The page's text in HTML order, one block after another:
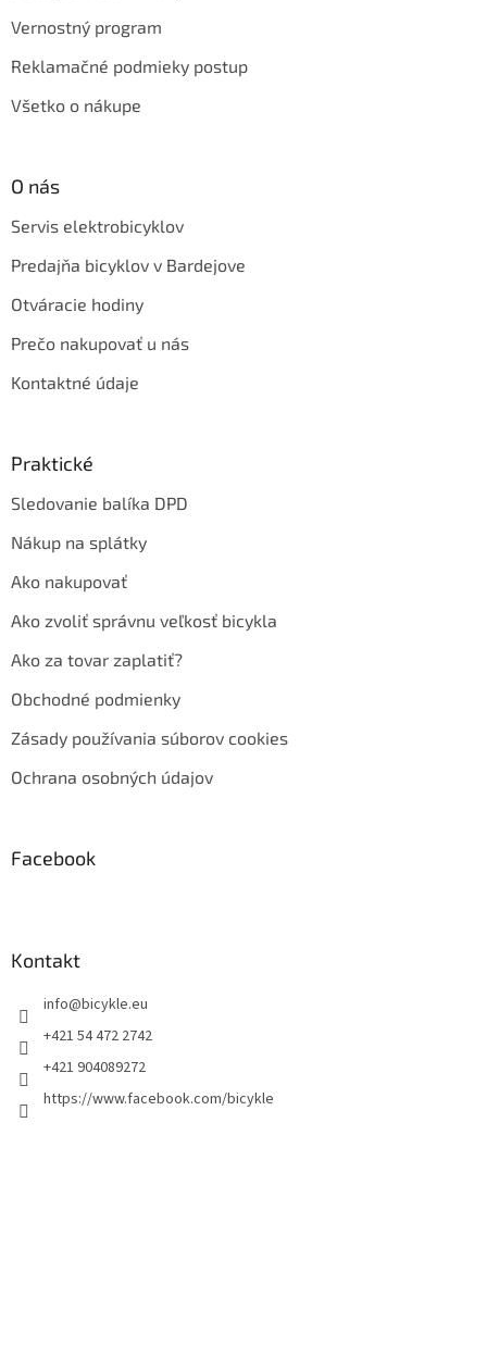
Vernostný program
Reklamačné podmieky postup
Všetko o nákupe
O nás
Servis elektrobicyklov
Predajňa bicyklov v Bardejove
Otváracie hodiny
Prečo nakupovať u nás
Kontaktné údaje
Praktické
Sledovanie balíka DPD
Nákup na splátky
Ako nakupovať
Ako zvoliť správnu veľkosť bicykla
Ako za tovar zaplatiť?
Obchodné podmienky
Zásady používania súborov cookies
Ochrana osobných údajov
Facebook
Kontakt
info@bicykle.eu
+421 54 472 2742
+421 904089272
https://www.facebook.com/bicykle